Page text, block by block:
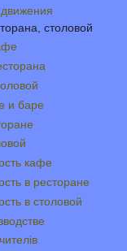
столовой
и баре
кафе
в ресторане
в столовой